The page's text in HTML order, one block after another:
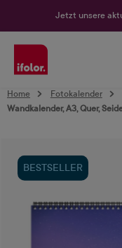
Jetzt unsere
Home Fotokalender
Wandkalender, A3, Quer,
BESTSELLER